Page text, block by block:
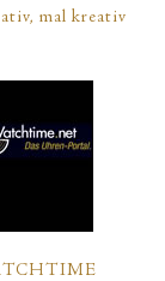
mal kreativ